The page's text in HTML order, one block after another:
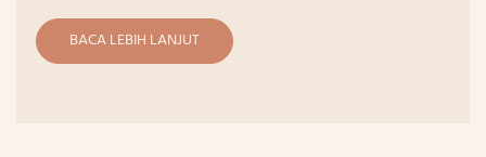
BACA LEBIH LANJUT